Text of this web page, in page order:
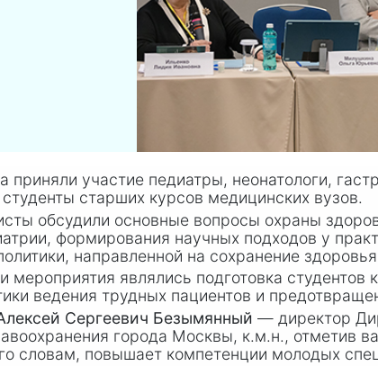
приняли участие педиатры, неонатологи,
старших курсов медицинских вузов.
обсудили основные вопросы охраны
формирования научных подходов у
направленной на сохранение
являлись подготовка студентов
ведения трудных пациентов и
Сергеевич Безымянный — директор
города Москвы, к.м.н., отметив
словам, повышает компетенции молодых